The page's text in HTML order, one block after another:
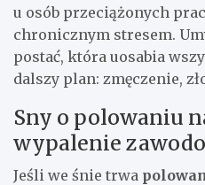
u osób przeciążonych
chronicznym stresem.
postać, która uosabia
dalszy plan: zmęczenie,
Sny o polowaniu
wypalenie
Jeśli we śnie trwa